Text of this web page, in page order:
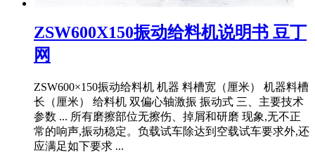
ZSW600X150振动给料机说明书 豆丁
网
ZSW600×150振动给料机 机器 料槽宽（厘米） 机器料槽
长（厘米） 给料机 双偏心轴激振 振动式 三、主要技术
参数 ... 所有磨擦部位无擦伤、掉屑和研磨 现象,无不正
常的响声,振动稳定。负载试车除达到空载试车要求外,还
应满足如下要求 ...